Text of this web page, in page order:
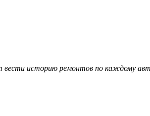
историю ремонтов по каждому